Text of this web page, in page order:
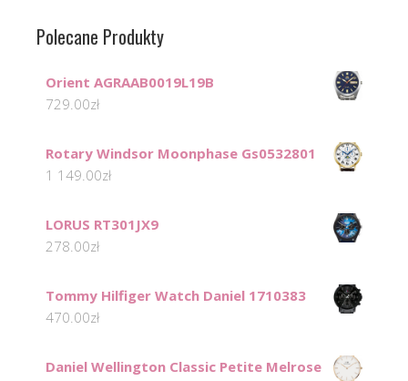
Polecane Produkty
Orient AGRAAB0019L19B
729.00zł
Rotary Windsor Moonphase Gs0532801
1 149.00zł
LORUS RT301JX9
278.00zł
Tommy Hilfiger Watch Daniel 1710383
470.00zł
Daniel Wellington Classic Petite Melrose